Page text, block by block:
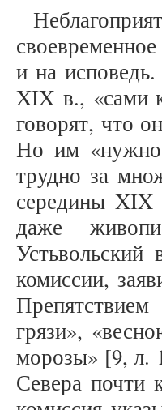
и на
XIX в., «сами
говорят, что
Но им «нужно
трудно за
середины XIX
даже
Устьвольский
комиссии,
грязи»,
морозы» [9, л.
Севера почти